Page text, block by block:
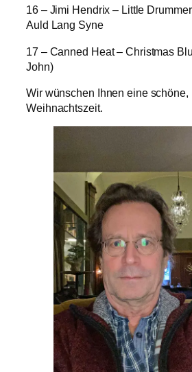
16 – Jimi Hendrix – Little
Auld Lang Syne
17 – Canned Heat – Christmas
John)
Wir wünschen Ihnen eine
Weihnachtszeit.